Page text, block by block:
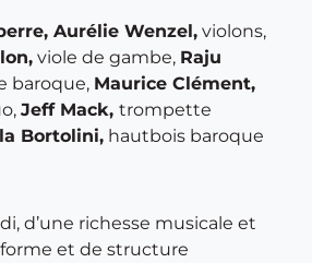
Aurélie Wenzel, violons,
viole de gambe, Raju
baroque, Maurice Clément,
Jeff Mack, trompette
Bortolini, hautbois baroque
d’une richesse musicale et
et de structure